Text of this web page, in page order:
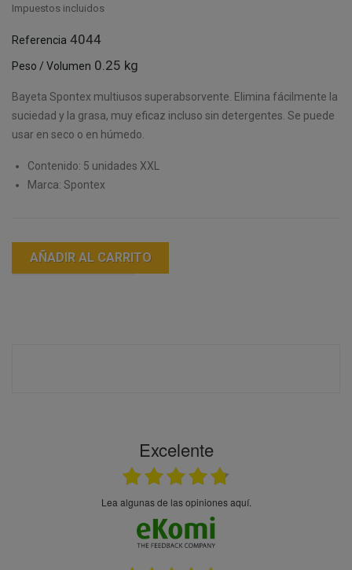
Impuestos incluidos
Referencia 4044
Peso / Volumen 0.25 kg
Bayeta Spontex multiusos superabsorvente. Elimina fácilmente la
suciedad y la grasa, muy eficaz incluso sin detergentes. Se puede
usar en seco o en húmedo.
Contenido: 5 unidades XXL
Marca: Spontex
AÑADIR AL CARRITO
Excelente
Lea algunas de las opiniones aquí.